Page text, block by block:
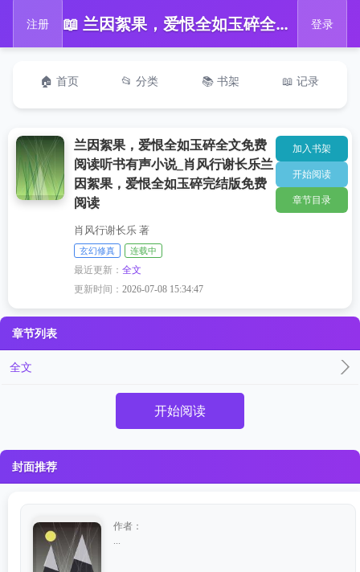
注册 📖 兰因絮果，爱恨全如玉碎全文免费阅读听书有声小说_肖风行谢长乐兰因絮果，爱恨全如玉碎完结版免费阅读 登录
🏠 首页 📂 分类 📚 书架 📖 记录
兰因絮果，爱恨全如玉碎全文免费
阅读听书有声小说_肖风行谢长乐兰
因絮果，爱恨全如玉碎完结版免费
阅读
肖风行谢长乐 著
玄幻修真 连载中
最近更新：全文
更新时间：2026-07-08 15:34:47
加入书架
开始阅读
章节目录
章节列表
全文
开始阅读
封面推荐
作者：